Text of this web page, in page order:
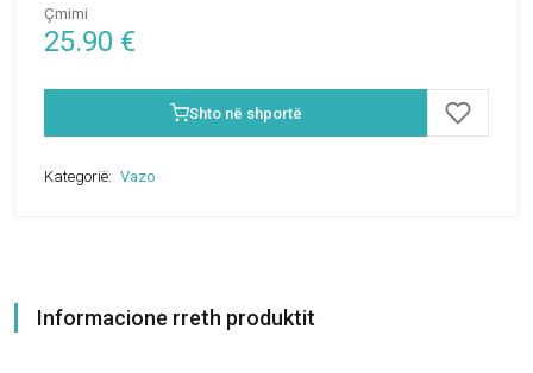
Çmimi
25.90 €
Shto në shportë
Kategorië: Vazo
Informacione rreth produktit